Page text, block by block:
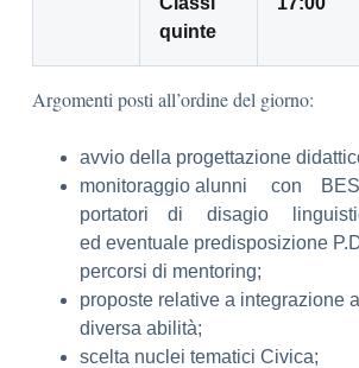
quinte
Argomenti posti all’ordine del giorno:
avvio della progettazione
monitoraggio alunni con
portatori di disagio
ed eventuale predisposizione
percorsi di mentoring;
proposte relative a integrazione
diversa abilità;
scelta nuclei tematici Civica;